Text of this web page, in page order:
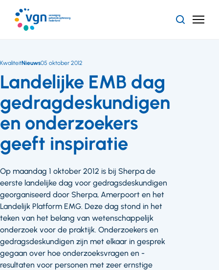
naar
hoofdinhoud
ZoekenMenu
Landelijke EMB dag
gedragdeskundigen
en onderzoekers
geeft inspiratie
KwaliteitNieuws05 oktober 2012
Op maandag 1 oktober 2012 is bij Sherpa de
eerste landelijke dag voor gedragsdeskundigen
georganiseerd door Sherpa, Amerpoort en het
Landelijk Platform EMG. Deze dag stond in het
teken van het belang van wetenschappelijk
onderzoek voor de praktijk. Onderzoekers en
gedragsdeskundigen zijn met elkaar in gesprek
gegaan over hoe onderzoeksvragen en -
resultaten voor personen met zeer ernstige